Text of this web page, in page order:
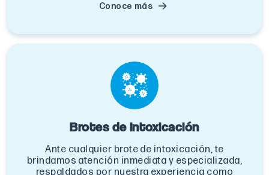
Conoce más
Brotes de intoxicación
Ante cualquier brote de intoxicación, te
brindamos atención inmediata y especializada,
respaldados por nuestra experiencia como